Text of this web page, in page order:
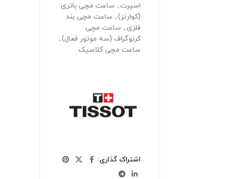
اسپرت , ساعت مچی باتری
(کوارتز), ساعت مچی بند
فلزی , ساعت مچی
کرنوگراف (سه موتور فعال),
ساعت مچی کلاسیک
اشتراک گذاری: